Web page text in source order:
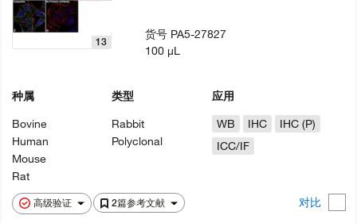
高级验证 2篇参考文献 对比
13
种属
Bovine
Human
Mouse
Rat
类型
Rabbit
Polyclonal
应用
WB
IHC
IHC (P)
ICC/IF
货号 PA5-27827
100 µL